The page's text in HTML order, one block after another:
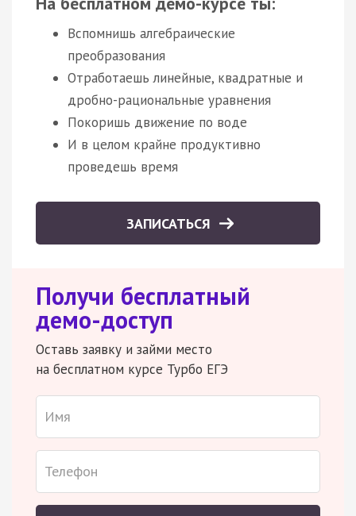
Вспомнишь алгебраические
преобразования
Отработаешь линейные, квадратные и
дробно-рациональные уравнения
Покоришь движение по воде
И в целом крайне продуктивно
проведешь время
ЗАПИСАТЬСЯ
Получи бесплатный
демо-доступ
Оставь заявку и займи место
на бесплатном курсе Турбо ЕГЭ